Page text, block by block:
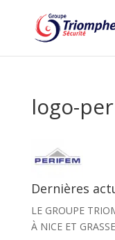
logo-
Dernières
LE GROUPE
À NICE ET GRASSE